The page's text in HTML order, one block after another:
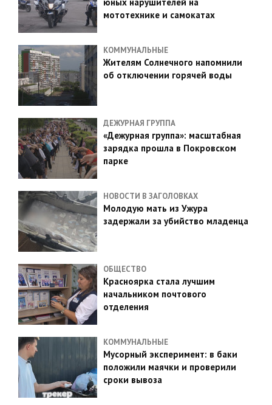
мототехнике и самокатах
КОММУНАЛЬНЫЕ
Жителям Солнечного напомнили
об отключении горячей воды
ДЕЖУРНАЯ ГРУППА
«Дежурная группа»: масштабная
зарядка прошла в Покровском
парке
НОВОСТИ В ЗАГОЛОВКАХ
Молодую мать из Ужура
задержали за убийство младенца
ОБЩЕСТВО
Красноярка стала лучшим
начальником почтового
отделения
КОММУНАЛЬНЫЕ
Мусорный эксперимент: в баки
положили маячки и проверили
сроки вывоза